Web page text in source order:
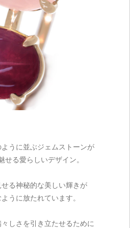
うに並ぶジェムストーンが
せる愛らしいデザイン。
る神秘的な美しい輝きが
うに放たれています。
しさを引き立たせるために
トを見る
物を続ける